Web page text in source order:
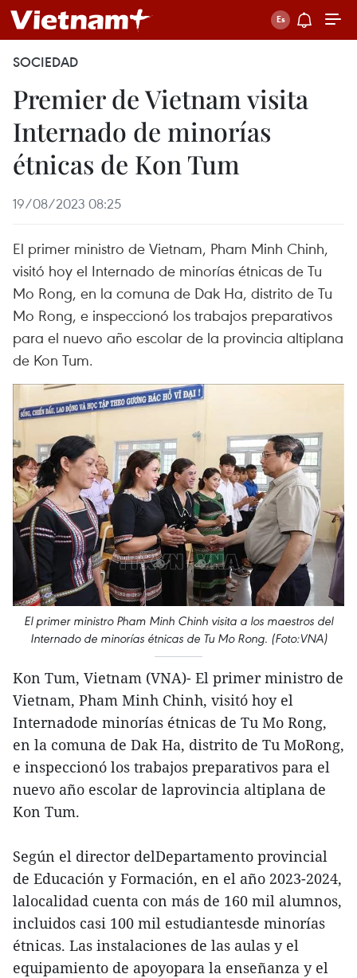
SOCIEDAD
Premier de Vietnam visita
Internado de minorías
étnicas de Kon Tum
19/08/2023 08:25
El primer ministro de Vietnam, Pham Minh Chinh,
visitó hoy el Internado de minorías étnicas de Tu
Mo Rong, en la comuna de Dak Ha, distrito de Tu
Mo Rong, e inspeccionó los trabajos preparativos
para el nuevo año escolar de la provincia altiplana
de Kon Tum.
El primer ministro Pham Minh Chinh visita a los maestros del
Internado de minorías étnicas de Tu Mo Rong. (Foto:VNA)
Kon Tum, Vietnam (VNA)- El primer ministro de
Vietnam, Pham Minh Chinh, visitó hoy el
Internadode minorías étnicas de Tu Mo Rong,
en la comuna de Dak Ha, distrito de Tu MoRong,
e inspeccionó los trabajos preparativos para el
nuevo año escolar de laprovincia altiplana de
Kon Tum.
Según el director delDepartamento provincial
de Educación y Formación, en el año 2023-2024,
lalocalidad cuenta con más de 160 mil alumnos,
incluidos casi 100 mil estudiantesde minorías
étnicas. Las instalaciones de las aulas y el
equipamiento de apoyopara la enseñanza y el